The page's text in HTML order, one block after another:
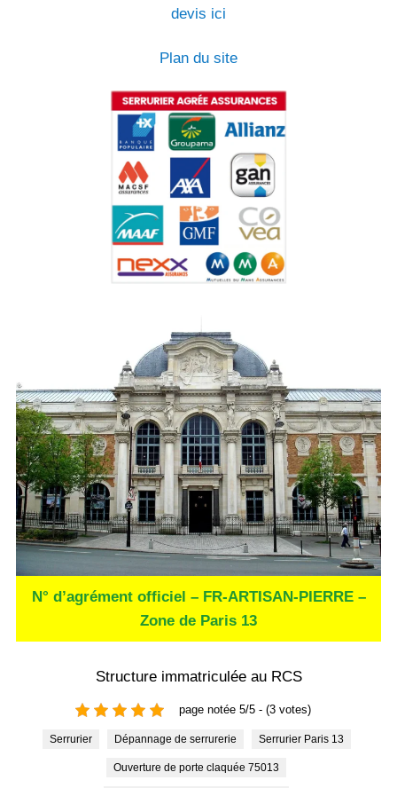
devis ici
Plan du site
N° d’agrément officiel – FR-ARTISAN-PIERRE –
Zone de Paris 13
Structure immatriculée au RCS
page notée 5/5 - (3 votes)
Serrurier Dépannage de serrurerie Serrurier Paris 13
Ouverture de porte claquée 75013